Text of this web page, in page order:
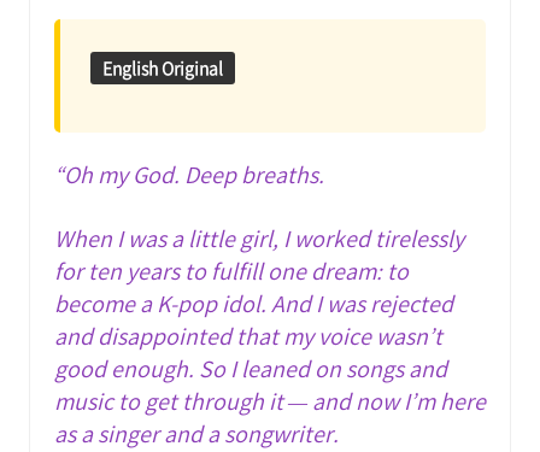
English Original
“Oh my God. Deep breaths.
When I was a little girl, I worked tirelessly
for ten years to fulfill one dream: to
become a K-pop idol. And I was rejected
and disappointed that my voice wasn’t
good enough. So I leaned on songs and
music to get through it — and now I’m here
as a singer and a songwriter.